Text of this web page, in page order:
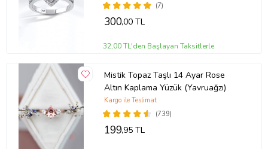
(7)
300,00 TL
32,00 TL'den Başlayan Taksitlerle
Mistik Topaz Taşlı 14 Ayar Rose
Altın Kaplama Yüzük (Yavruağzı)
(739)
Kargo ile Teslimat
199,95 TL